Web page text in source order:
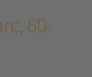
60-